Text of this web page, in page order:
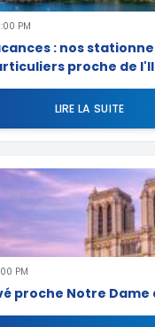
PM
: nos
proche de
LIRE LA SUITE
PM
proche Notre Dame